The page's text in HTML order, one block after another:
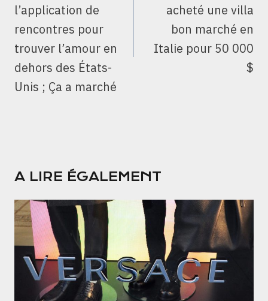
l’application de
rencontres pour
trouver l’amour en
dehors des États-
Unis ; Ça a marché
acheté une villa
bon marché en
Italie pour 50 000
$
A LIRE ÉGALEMENT